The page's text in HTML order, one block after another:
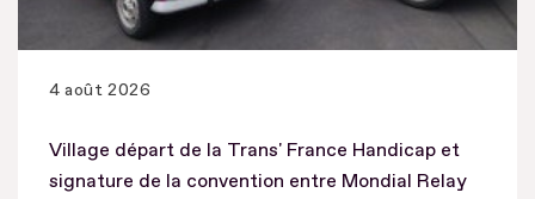
4 août 2026
Village départ de la Trans' France Handicap et
signature de la convention entre Mondial Relay